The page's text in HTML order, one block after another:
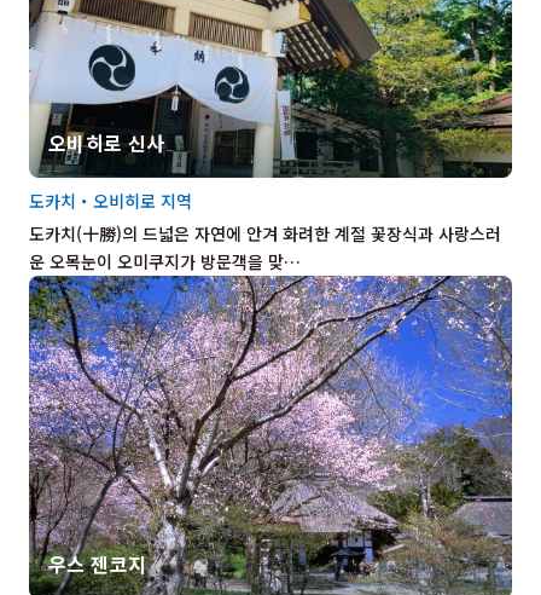
오비히로 신사
도카치(十勝)의 드넓은 자연에 안겨 화려한 계절 꽃장식과 사랑스러
운 오목눈이 오미쿠지가 방문객을 맞…
도카치・오비히로 지역
우스 젠코지